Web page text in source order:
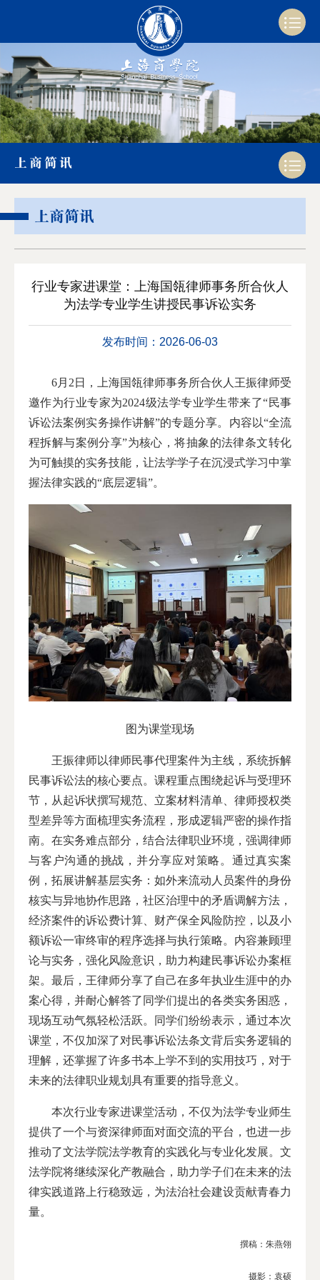
上商简讯
上商简讯
行业专家进课堂：上海国瓴律师事务所合伙人
为法学专业学生讲授民事诉讼实务
发布时间：2026-06-03
6月2日，上海国瓴律师事务所合伙人王振律师受
邀作为行业专家为2024级法学专业学生带来了“民事
诉讼法案例实务操作讲解”的专题分享。内容以“全流
程拆解与案例分享”为核心，将抽象的法律条文转化
为可触摸的实务技能，让法学学子在沉浸式学习中掌
握法律实践的“底层逻辑”。
图为课堂现场
王振律师以律师民事代理案件为主线，系统拆解
民事诉讼法的核心要点。课程重点围绕起诉与受理环
节，从起诉状撰写规范、立案材料清单、律师授权类
型差异等方面梳理实务流程，形成逻辑严密的操作指
南。在实务难点部分，结合法律职业环境，强调律师
与客户沟通的挑战，并分享应对策略。通过真实案
例，拓展讲解基层实务：如外来流动人员案件的身份
核实与异地协作思路，社区治理中的矛盾调解方法，
经济案件的诉讼费计算、财产保全风险防控，以及小
额诉讼一审终审的程序选择与执行策略。内容兼顾理
论与实务，强化风险意识，助力构建民事诉讼办案框
架。最后，王律师分享了自己在多年执业生涯中的办
案心得，并耐心解答了同学们提出的各类实务困惑，
现场互动气氛轻松活跃。同学们纷纷表示，通过本次
课堂，不仅加深了对民事诉讼法条文背后实务逻辑的
理解，还掌握了许多书本上学不到的实用技巧，对于
未来的法律职业规划具有重要的指导意义。
本次行业专家进课堂活动，不仅为法学专业师生
提供了一个与资深律师面对面交流的平台，也进一步
推动了文法学院法学教育的实践化与专业化发展。文
法学院将继续深化产教融合，助力学子们在未来的法
律实践道路上行稳致远，为法治社会建设贡献青春力
量。
撰稿：朱燕翎
摄影：袁硕